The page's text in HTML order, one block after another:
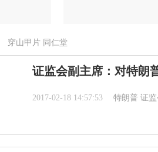
穿山甲片 同仁堂
证监会副主席：对特朗
2017-02-18 14:57:53 特朗普 证监